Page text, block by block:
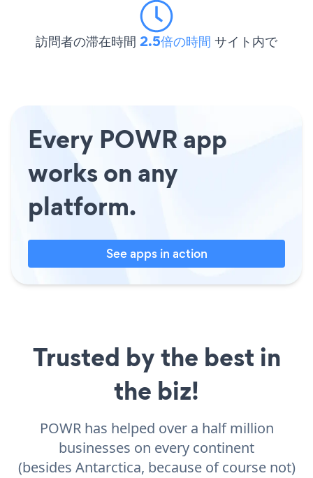
訪問者の滞在時間 2.5倍の時間 サイト内で
Every POWR app
works on any
platform.
See apps in action
Trusted by the best in
the biz!
POWR has helped over a half million
businesses on every continent
(besides Antarctica, because of course not)